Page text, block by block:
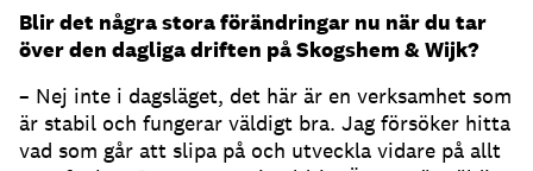
Blir det några stora förändringar nu när du tar
över den dagliga driften på Skogshem & Wijk?
– Nej inte i dagsläget, det här är en verksamhet som
är stabil och fungerar väldigt bra. Jag försöker hitta
vad som går att slipa på och utveckla vidare på allt